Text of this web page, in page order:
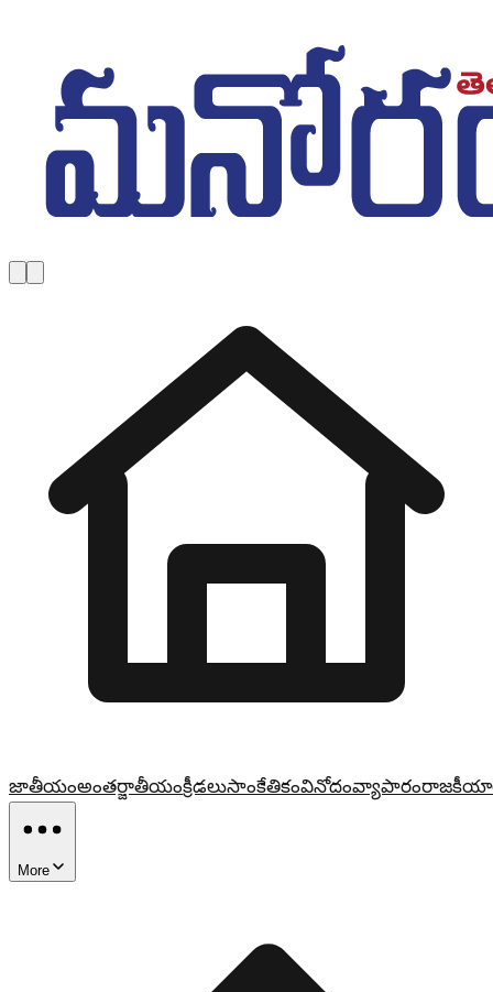
జాతీయంఅంతర్జాతీయంక్రీడలుసాంకేతికంవినోదంవ్యాపారం
More